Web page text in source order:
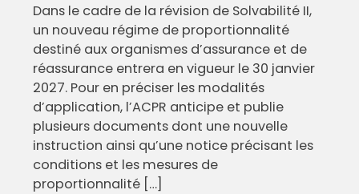
Dans le cadre de la révision de Solvabilité II,
un nouveau régime de proportionnalité
destiné aux organismes d’assurance et de
réassurance entrera en vigueur le 30 janvier
2027. Pour en préciser les modalités
d’application, l’ACPR anticipe et publie
plusieurs documents dont une nouvelle
instruction ainsi qu’une notice précisant les
conditions et les mesures de
proportionnalité […]